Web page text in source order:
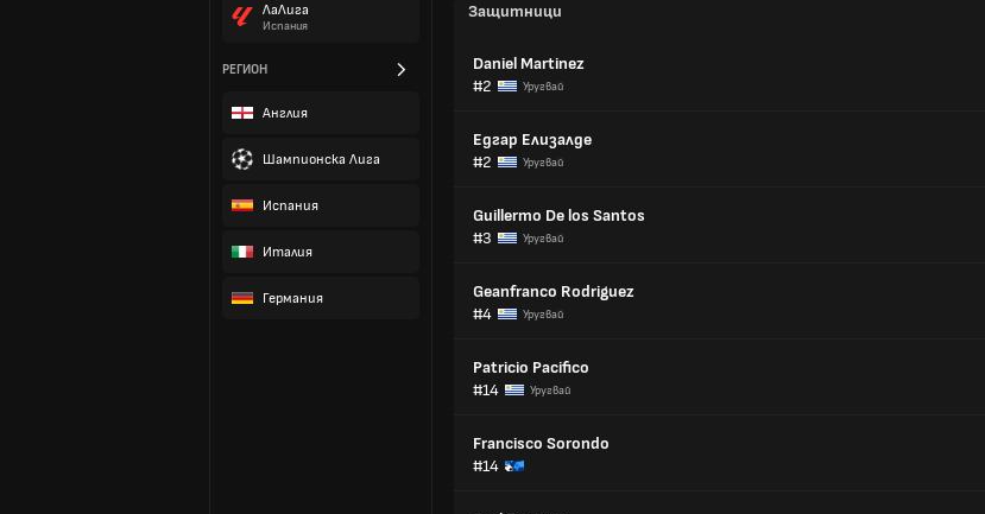
ЛаЛига
Испания
РЕГИОН
Англия
Шампионска Лига
Испания
Италия
Германия
Защитници
Daniel Martinez
#2
Уругвай
Едгар Елизалде
#2
Уругвай
Guillermo De los Santos
#3
Уругвай
Geanfranco Rodriguez
#4
Уругвай
Patricio Pacifico
#14
Уругвай
Francisco Sorondo
#14